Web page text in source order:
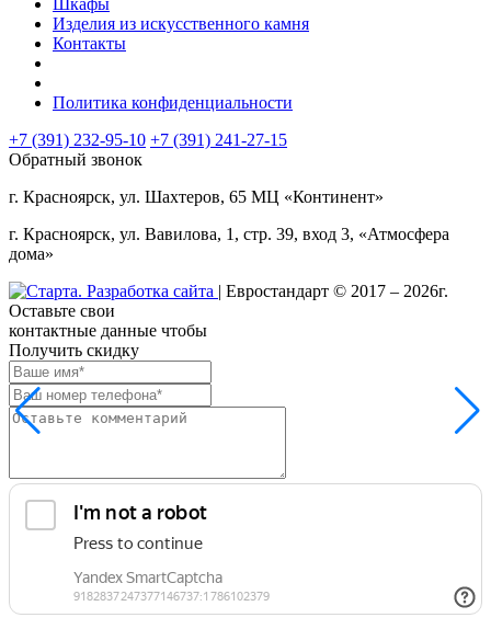
Шкафы
Изделия из искусственного камня
Контакты
Политика конфиденциальности
+7 (391) 232-95-10 +7 (391) 241-27-15
Обратный звонок
г. Красноярск, ул. Шахтеров, 65 МЦ «Континент»
г. Красноярск, ул. Вавилова, 1, стр. 39, вход 3, «Атмосфера
дома»
| Евростандарт © 2017 – 2026г.
Оставьте свои
контактные данные чтобы
Получить скидку